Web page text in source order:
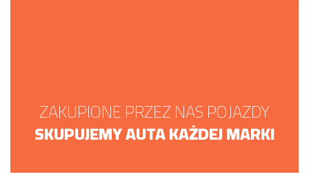
ZAKUPIONE PRZEZ NAS POJAZDY
SKUPUJEMY AUTA KAŻDEJ MARKI